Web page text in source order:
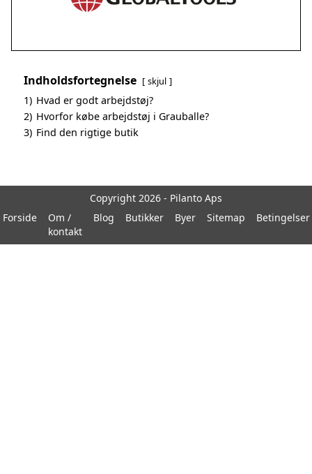
Indholdsfortegnelse skjul
1) Hvad er godt arbejdstøj?
2) Hvorfor købe arbejdstøj i Grauballe?
3) Find den rigtige butik
Copyright 2026 - Pilanto Aps
Forside
Om /
kontakt
Blog Butikker Byer Sitemap Betingelser